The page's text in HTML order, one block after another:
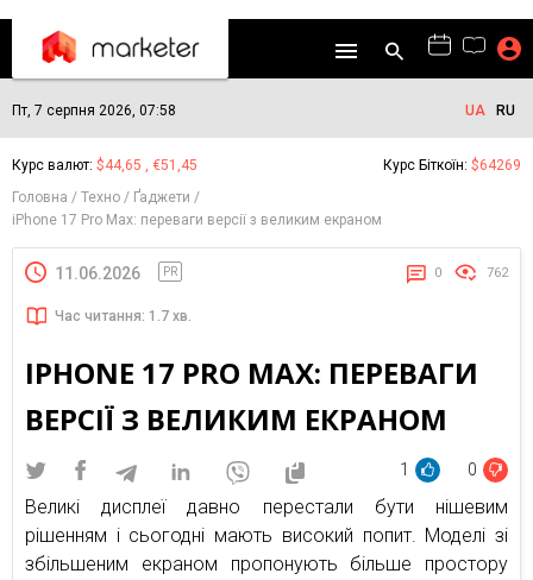
Пт, 7 серпня 2026, 07:58 UA RU
Курс валют: $44,65 , €51,45 Курс Біткоїн: $64269
Головна
Техно
Ґаджети
iPhone 17 Pro Max: переваги версії з великим екраном
11.06.2026 PR 0 762
Час читання: 1.7 хв.
IPHONE 17 PRO MAX: ПЕРЕВАГИ
ВЕРСІЇ З ВЕЛИКИМ ЕКРАНОМ
1 0
Великі дисплеї давно перестали бути нішевим
рішенням і сьогодні мають високий попит. Моделі зі
збільшеним екраном пропонують більше простору